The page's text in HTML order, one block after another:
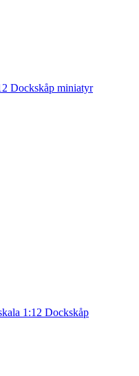
Dockskåp miniatyr
1:12 Dockskåp